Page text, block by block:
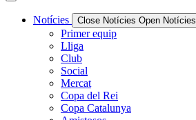
Notícies Close Notícies Open Notícies
Primer equip
Lliga
Club
Social
Mercat
Copa del Rei
Copa Catalunya